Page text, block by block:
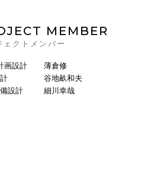
MEMBER
ェクトメンバー
設計
薄倉修
谷地畝和夫
設計
細川幸哉